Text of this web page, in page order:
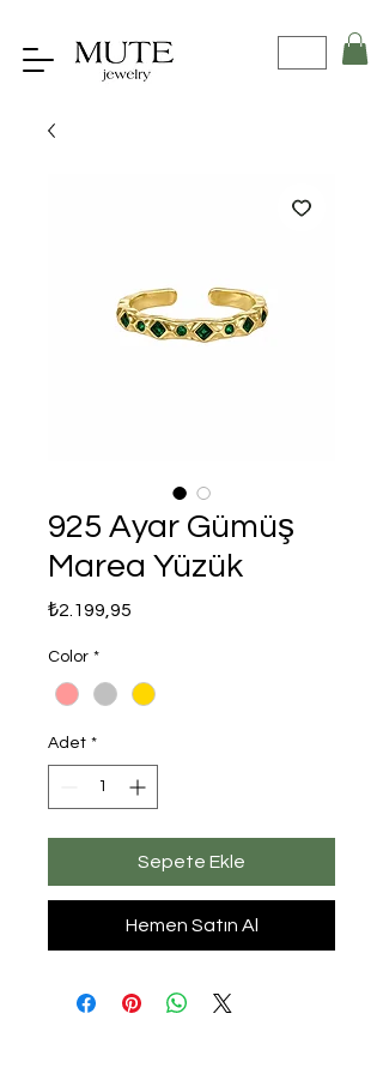
925 Ayar Gümüş
Marea Yüzük
₺2.199,95
Color *
Adet *
Sepete Ekle
Hemen Satın Al